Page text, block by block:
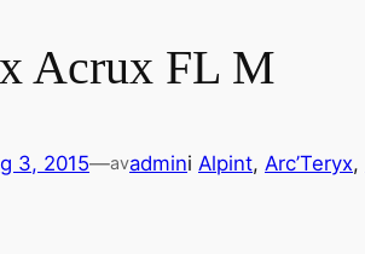
Acrux FL M
3, 2015—avadmini Alpint, Arc’Teryx,